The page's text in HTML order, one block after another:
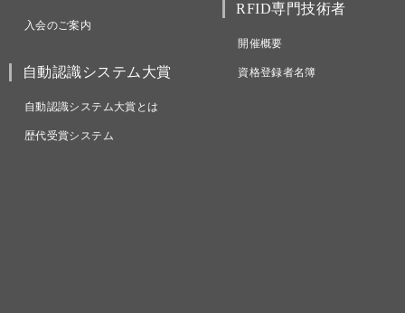
入会のご案内
自動認識システム大賞
自動認識システム大賞とは
歴代受賞システム
RFID専門技術者
開催概要
資格登録者名簿